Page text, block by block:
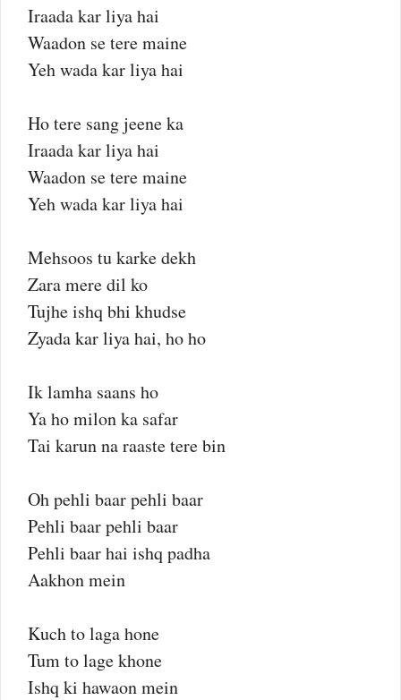
Iraada kar liya hai
Waadon se tere maine
Yeh wada kar liya hai
Ho tere sang jeene ka
Iraada kar liya hai
Waadon se tere maine
Yeh wada kar liya hai
Mehsoos tu karke dekh
Zara mere dil ko
Tujhe ishq bhi khudse
Zyada kar liya hai, ho ho
Ik lamha saans ho
Ya ho milon ka safar
Tai karun na raaste tere bin
Oh pehli baar pehli baar
Pehli baar pehli baar
Pehli baar hai ishq padha
Aakhon mein
Kuch to laga hone
Tum to lage khone
Ishq ki hawaon mein